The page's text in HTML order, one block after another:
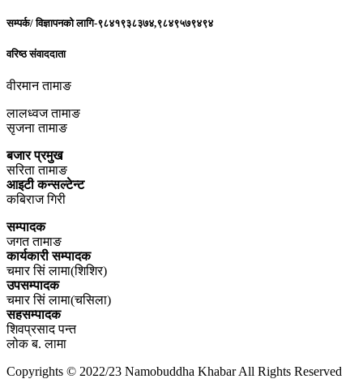
सम्पर्क/ विज्ञापनको लागि-९८४१९३८३७४,९८४९५७९४९४
वरिष्ठ संवाददाता
वीरमान तामाङ
लालध्वज तामाङ
सृजना तामाङ
बजार प्रमुख
सरिता तामाङ
आइटी कन्सल्टेन्ट
कबिराज गिरी
सम्पादक
जगत तामाङ
कार्यकारी सम्पादक
चमार सिं लामा(शिशिर)
उपसम्पादक
चमार सिं लामा(चसिला)
सहसम्पादक
शिवप्रसाद पन्त
लोक ब. लामा
Copyrights © 2022/23 Namobuddha Khabar All Rights Reserved